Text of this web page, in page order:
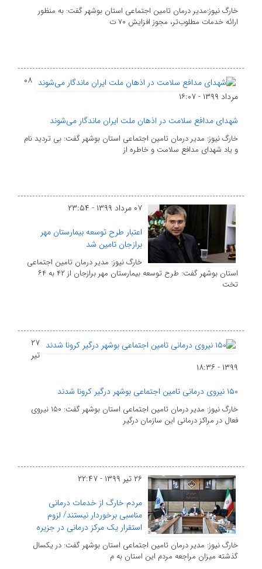
خارگ نیوز:‌مدیر درمان تامین اجتماعی استان بوشهر گفت: به منظور
ارائه خدمات مطلوب‌تر، مجوز افزایش ۷۰ ت
۰۸
مرداد ۱۳۹۹ - ۱۶:۰۷
شهدای مدافع سلامت در اذهان ملت ایران ماندگار می‌شوند
خارگ نیوز: مدیر درمان تامین اجتماعی استان بوشهر گفت: بی تردید نام
و یاد شهدای مدافع سلامت و خاطره از
۰۷ مرداد ۱۳۹۹ - ۲۳:۵۴
اعتبار طرح توسعه بیمارستان مهر
برازجان تامین شد
خارگ نیوز: مدیر درمان تامین اجتماعی
استان بوشهر گفت: طرح توسعه بیمارستان مهر برازجان از ۴۲ به ۶۴
تخت
۲۷
تیر
۱۳۹۹ - ۱۸:۳۶
۱۵۰ نیروی درمانی تامین اجتماعی بوشهر درگیر کرونا شدند
خارگ نیوز: مدیر درمان تامین اجتماعی استان بوشهر گفت: ۱۵۰ نیروی
فعال در مراکز درمانی این سازمان درگیر
۲۶ تیر ۱۳۹۹ - ۲۲:۴۷
مردم خارگ از خدمات درمانی
مناسبی برخوردار نیستند/ لزوم
استقرار یک مرکز درمانی در جزیره
خارگ نیوز: مدیر درمان تامین اجتماعی استان بوشهر گفت: در یکسال
گذشته میزان مراجعه مردم این استان به م